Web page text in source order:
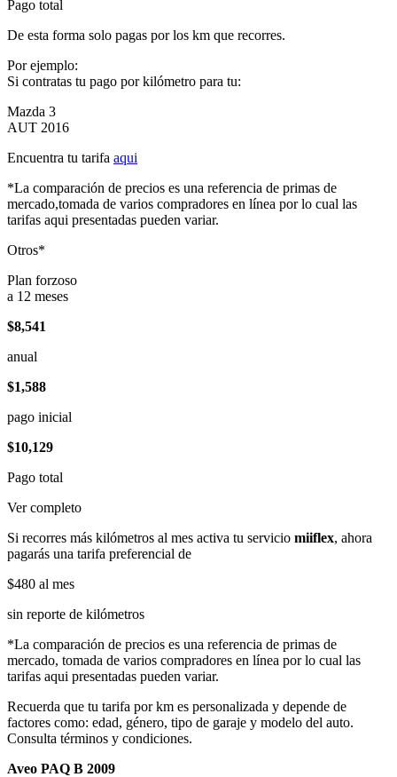
Pago total
De esta forma solo pagas por los km que recorres.
Por ejemplo:
Si contratas tu pago por kilómetro para tu:
Mazda 3
AUT 2016
Encuentra tu tarifa aqui
*La comparación de precios es una referencia de primas de
mercado,tomada de varios compradores en línea por lo cual las
tarifas aqui presentadas pueden variar.
Otros*
Plan forzoso
a 12 meses
$8,541
anual
$1,588
pago inicial
$10,129
Pago total
Ver completo
Si recorres más kilómetros al mes activa tu servicio miiflex, ahora
pagarás una tarifa preferencial de
$480 al mes
sin reporte de kilómetros
*La comparación de precios es una referencia de primas de
mercado, tomada de varios compradores en línea por lo cual las
tarifas aqui presentadas pueden variar.
Recuerda que tu tarifa por km es personalizada y depende de
factores como: edad, género, tipo de garaje y modelo del auto.
Consulta términos y condiciones.
Aveo PAQ B 2009